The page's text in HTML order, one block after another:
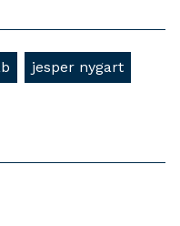
jesper nygart